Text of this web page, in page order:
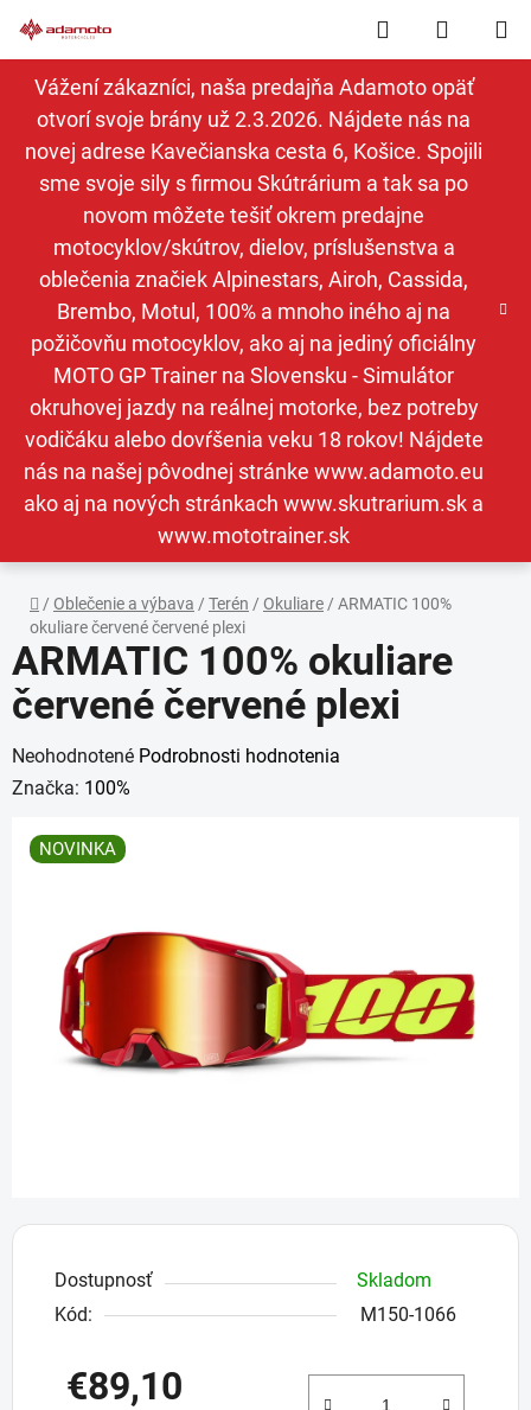
na
obsah
Vážení zákazníci, naša predajňa Adamoto opäť
otvorí svoje brány už 2.3.2026. Nájdete nás na
novej adrese Kavečianska cesta 6, Košice. Spojili
sme svoje sily s firmou Skútrárium a tak sa po
novom môžete tešiť okrem predajne
motocyklov/skútrov, dielov, príslušenstva a
oblečenia značiek Alpinestars, Airoh, Cassida,
Brembo, Motul, 100% a mnoho iného aj na
požičovňu motocyklov, ako aj na jediný oficiálny
MOTO GP Trainer na Slovensku - Simulátor
okruhovej jazdy na reálnej motorke, bez potreby
vodičáku alebo dovŕšenia veku 18 rokov! Nájdete
nás na našej pôvodnej stránke www.adamoto.eu
ako aj na nových stránkach www.skutrarium.sk a
www.mototrainer.sk
Hľadať
KOŠÍK
Domov
/ Oblečenie a výbava / Terén / Okuliare / ARMATIC 100%
okuliare červené červené plexi
Dostupnosť
Skladom
Kód:
M150-1066
€89,10
ARMATIC 100% okuliare
červené červené plexi
Priemerné
hodnotenie
hviezdičiek.
Neohodnotené Podrobnosti hodnotenia
Značka: 100%
NOVINKA